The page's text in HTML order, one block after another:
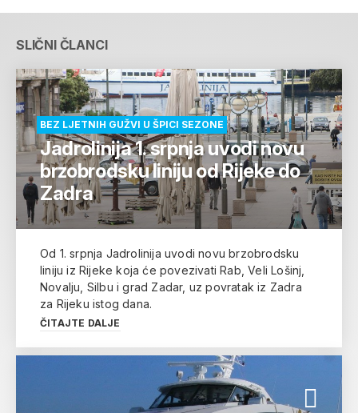
SLIČNI ČLANCI
BEZ LJETNIH GUŽVI U ŠPICI SEZONE
Jadrolinija 1. srpnja uvodi novu
brzobrodsku liniju od Rijeke do
Zadra
Od 1. srpnja Jadrolinija uvodi novu brzobrodsku
liniju iz Rijeke koja će povezivati Rab, Veli Lošinj,
Novalju, Silbu i grad Zadar, uz povratak iz Zadra
za Rijeku istog dana.
ČITAJTE DALJE